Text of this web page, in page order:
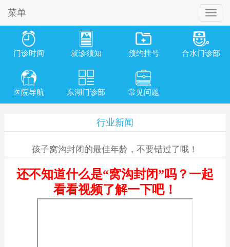
菜单
门诊时间 就诊须知 预约挂号 合水门诊部
医院导航 东湖门诊部 常见问题
行业新闻
孩子窝沟封闭的最佳年龄，不要错过了哦！
还不知道什么是“窝沟封闭”吗？一起
看看视频了解一下吧！